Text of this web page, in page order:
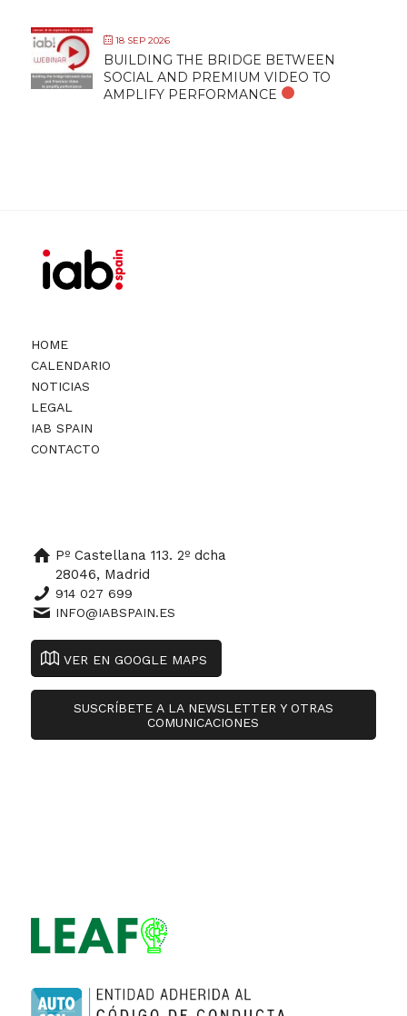
18 SEP 2026
BUILDING THE BRIDGE BETWEEN
SOCIAL AND PREMIUM VIDEO TO
AMPLIFY PERFORMANCE
HOME
CALENDARIO
NOTICIAS
LEGAL
IAB SPAIN
CONTACTO
Pº Castellana 113. 2º dcha
28046, Madrid
914 027 699
INFO@IABSPAIN.ES
VER EN GOOGLE MAPS
SUSCRÍBETE A LA NEWSLETTER Y OTRAS
COMUNICACIONES